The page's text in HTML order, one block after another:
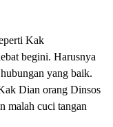
Kak
begini. Harusnya
yang baik.
Dian orang Dinsos
malah cuci tangan